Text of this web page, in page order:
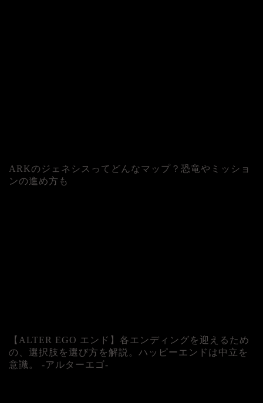
ARKのジェネシスってどんなマップ？恐竜やミッショ
ンの進め方も
【ALTER EGO エンド】各エンディングを迎えるため
の、選択肢を選び方を解説。ハッピーエンドは中立を
意識。 -アルターエゴ-